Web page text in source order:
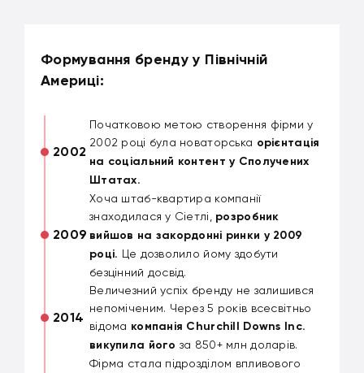
Формування бренду у Північній
Америці:
2002
Початковою метою створення фірми у
2002 році була новаторська орієнтація
на соціальний контент у Сполучених
Штатах.
2009
Хоча штаб-квартира компанії
знаходилася у Сіетлі, розробник
вийшов на закордонні ринки у 2009
році. Це дозволило йому здобути
безцінний досвід.
2014
Величезний успіх бренду не залишився
непоміченим. Через 5 років всесвітньо
відома компанія Churchill Downs Inc.
викупила його за 850+ млн доларів.
Фірма стала підрозділом впливового